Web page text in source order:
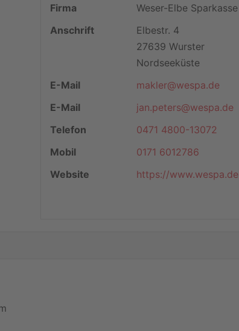
Firma
Weser-Elbe Sparkasse
Anschrift
Elbestr. 4
27639 Wurster
Nordseeküste
E-Mail
makler@wespa.de
E-Mail
jan.peters@wespa.de
Telefon
0471 4800-13072
Mobil
0171 6012786
Website
https://www.wespa.de